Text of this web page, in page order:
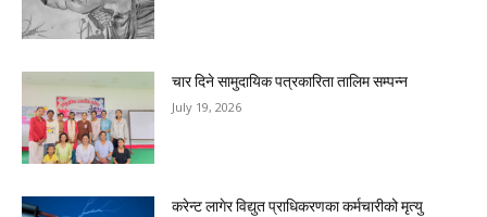
चार दिने सामुदायिक पत्रकारिता तालिम सम्पन्न
July 19, 2026
करेन्ट लागेर विद्युत प्राधिकरणका कर्मचारीको मृत्यु